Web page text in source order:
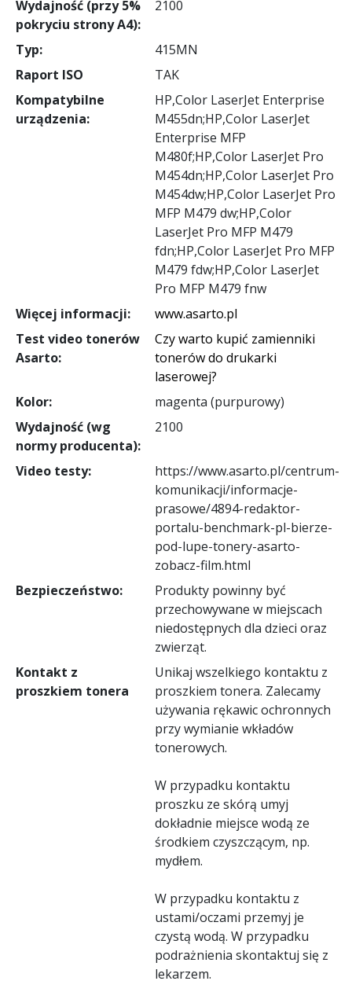
Wydajność (przy 5%
pokryciu strony A4):
2100
Typ:
415MN
Raport ISO
TAK
Kompatybilne
urządzenia:
HP,Color LaserJet Enterprise
M455dn;HP,Color LaserJet
Enterprise MFP
M480f;HP,Color LaserJet Pro
M454dn;HP,Color LaserJet Pro
M454dw;HP,Color LaserJet Pro
MFP M479 dw;HP,Color
LaserJet Pro MFP M479
fdn;HP,Color LaserJet Pro MFP
M479 fdw;HP,Color LaserJet
Pro MFP M479 fnw
Więcej informacji:
www.asarto.pl
Test video tonerów
Asarto:
Czy warto kupić zamienniki
tonerów do drukarki
laserowej?
Kolor:
magenta (purpurowy)
Wydajność (wg
normy producenta):
2100
Video testy:
https://www.asarto.pl/centrum-
komunikacji/informacje-
prasowe/4894-redaktor-
portalu-benchmark-pl-bierze-
pod-lupe-tonery-asarto-
zobacz-film.html
Bezpieczeństwo:
Produkty powinny być
przechowywane w miejscach
niedostępnych dla dzieci oraz
zwierząt.
Kontakt z
proszkiem tonera
Unikaj wszelkiego kontaktu z
proszkiem tonera. Zalecamy
używania rękawic ochronnych
przy wymianie wkładów
tonerowych.
W przypadku kontaktu
proszku ze skórą umyj
dokładnie miejsce wodą ze
środkiem czyszczącym, np.
mydłem.
W przypadku kontaktu z
ustami/oczami przemyj je
czystą wodą. W przypadku
podrażnienia skontaktuj się z
lekarzem.